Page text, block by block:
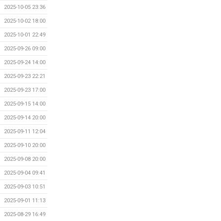
2025-10-05 23:36
2025-10-02 18:00
2025-10-01 22:49
2025-09-26 09:00
2025-09-24 14:00
2025-09-23 22:21
2025-09-23 17:00
2025-09-15 14:00
2025-09-14 20:00
2025-09-11 12:04
2025-09-10 20:00
2025-09-08 20:00
2025-09-04 09:41
2025-09-03 10:51
2025-09-01 11:13
2025-08-29 16:49